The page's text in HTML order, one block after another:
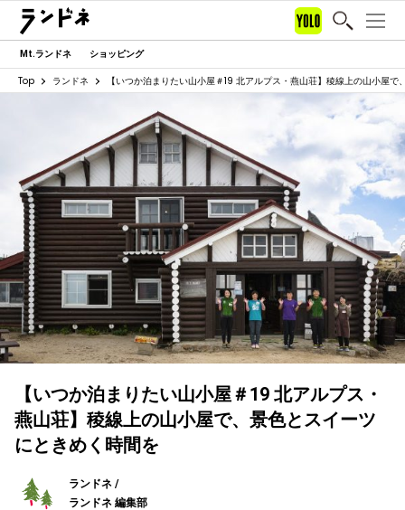
Mt.ランドネ ショッピング
Top ランドネ 【いつか泊まりたい山小屋＃19 北アルプス・燕山荘】稜線上の山小屋
【いつか泊まりたい山小屋＃19 北アルプス・
燕山荘】稜線上の山小屋で、景色とスイーツ
にときめく時間を
ランドネ /
ランドネ 編集部